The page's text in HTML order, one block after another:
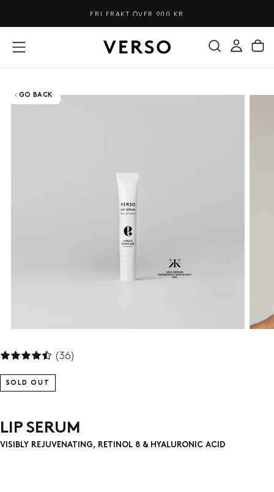
INNEHÅLL
FRI FRAKT ÖVER 900 KR
GO BACK
(36)
SOLD OUT
LIP SERUM
VISIBLY REJUVENATING, RETINOL 8 & HYALURONIC ACID